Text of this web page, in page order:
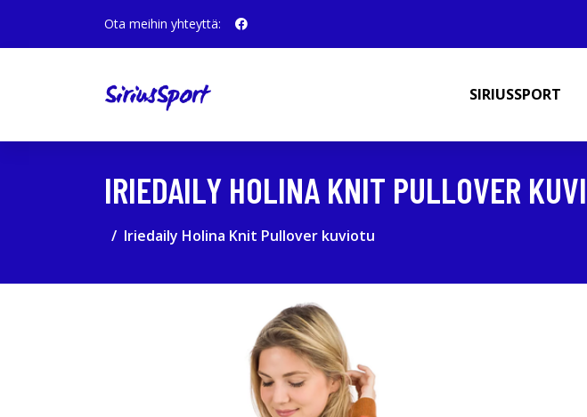
Ota meihin yhteyttä:
SIRIUSSPORT
IRIEDAILY HOLINA KNIT PULLOVER
Iriedaily Holina Knit Pullover kuviotu